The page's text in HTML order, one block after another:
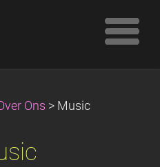
Ons > Music